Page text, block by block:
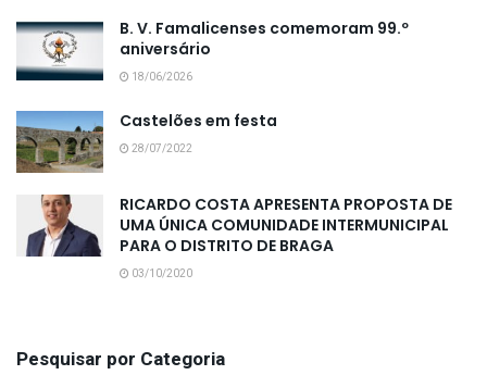
B. V. Famalicenses comemoram 99.º
aniversário
18/06/2026
Castelões em festa
28/07/2022
RICARDO COSTA APRESENTA PROPOSTA DE
UMA ÚNICA COMUNIDADE INTERMUNICIPAL
PARA O DISTRITO DE BRAGA
03/10/2020
Pesquisar por Categoria